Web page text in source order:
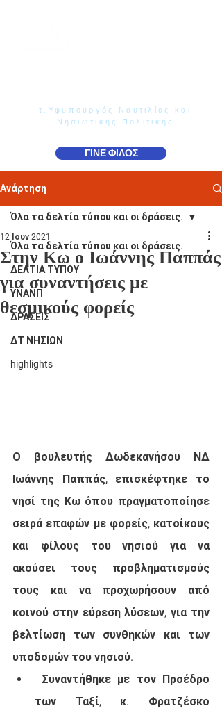
τ.Υφυπουργός Ναυτιλίας και
Νησιωτικής Πολιτικής
ΓΙΝΕ ΦΙΛΟΣ
Ανάρτηση
Όλα τα δελτία τύπου και οι δράσεις.
ΔΕΛΤΙΑ ΤΥΠΟΥ
ΥΝΑΝΠ
ΔΡΑΣΕΙΣ
ΔΤ ΝΗΣΙΩΝ
highlights
Όλα τα δελτία τύπου και οι δράσεις.
Στην Κω ο Ιωάννης Παππάς
για συναντήσεις με
θεσμικούς φορείς
12 Ιουν 2021
Ο βουλευτής Δωδεκανήσου ΝΔ
Ιωάννης Παππάς, επισκέφτηκε το
νησί της Κω όπου πραγματοποίησε
σειρά επαφών με φορείς, κατοίκους
και φίλους του νησιού για να
ακούσει τους προβληματισμούς
τους και να προχωρήσουν από
κοινού στην εύρεση λύσεων, για την
βελτίωση των συνθηκών και των
υποδομών του νησιού.
των Ταξί, κ. Φρατζέσκο